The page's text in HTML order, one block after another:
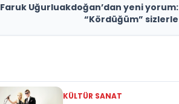
Faruk Uğurluakdoğan’dan yeni yorum:
“Kördüğüm” sizlerle
KÜLTÜR SANAT